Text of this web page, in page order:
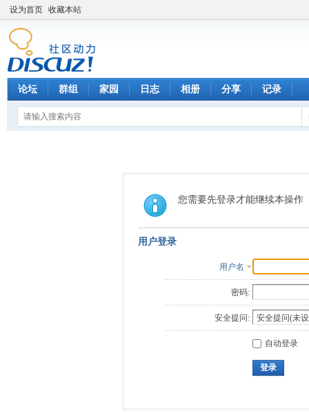
设为首页 收藏本站
论坛 群组 家园 日志 相册 分享 记录
您需要先登录才能继续本操作
用户登录
用户名
密码:
安全提问:
自动登录
登录